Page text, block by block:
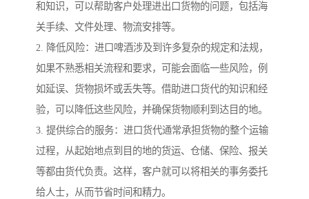
和知识，可以帮助客户处理进出口货物的问题，包括海
关手续、文件处理、物流安排等。
2. 降低风险：进口啤酒涉及到许多复杂的规定和法规，
如果不熟悉相关流程和要求，可能会面临一些风险，例
如延误、货物损坏或丢失等。借助进口货代的知识和经
验，可以降低这些风险，并确保货物顺利到达目的地。
3. 提供综合的服务：进口货代通常承担货物的整个运输
过程，从起始地点到目的地的货运、仓储、保险、报关
等都由货代负责。这样，客户就可以将相关的事务委托
给人士，从而节省时间和精力。